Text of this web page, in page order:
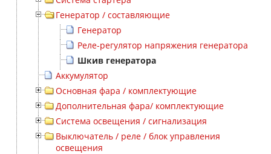
Генератор / составляющие
Генератор
Реле-регулятор напряжения генератора
Шкив генератора
Аккумулятор
Основная фара / комплектующие
Дополнительная фара/ комплектующие
Система освещения / сигнализация
Выключатель / реле / блок управления
освещения